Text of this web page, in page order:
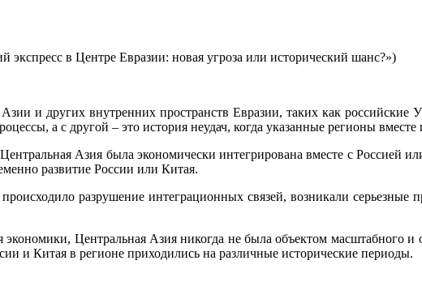
в Центре Евразии: новая угроза или исторический шанс?»)
и других внутренних пространств Евразии, таких как
а с другой – это история неудач, когда указанные регионы
Азия была экономически интегрирована вместе с Россией
развитие России или Китая.
разрушение интеграционных связей, возникали
экономики, Центральная Азия никогда не была объектом масштабного и
и Китая в регионе приходились на различные исторические периоды.